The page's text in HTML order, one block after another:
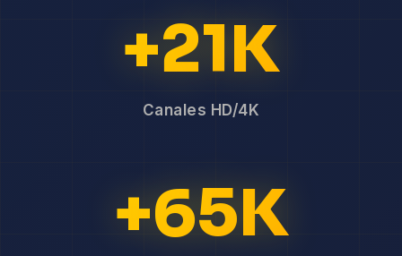
+21K
Canales HD/4K
+65K